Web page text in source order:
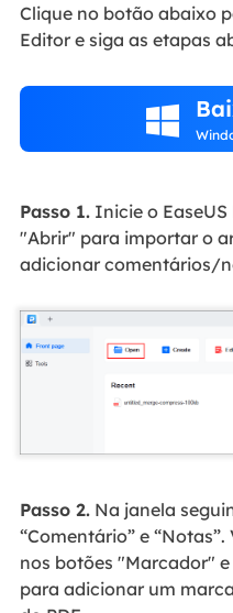
Clique no botão abaixo
Editor e siga as etapas

Passo 1.Inicie o EaseUS
"Abrir" para importar o
adicionar comentários/
Passo 2.Na janela
“Comentário” e
nos botões "Marcador"
para adicionar um